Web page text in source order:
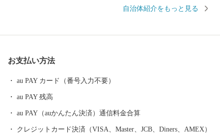
を展開しています。 出雲市では、出雲市の発展を願う郷土出身
基づき、出雲の観光や産業、福祉、教育、環境など幅広い分野の
事業に活用させていただきます。 このふるさと寄附をきっかけ
す。ぜひ、この機会に出雲市への温かいご支援をよろしくお願い
いたします。
自治体紹介をもっと見る
お支払い方法
au PAY カード（番号入力不要）
au PAY 残高
au PAY（auかんたん決済）通信料金合算
クレジットカード決済（VISA、Master、JCB、Diners、AMEX）